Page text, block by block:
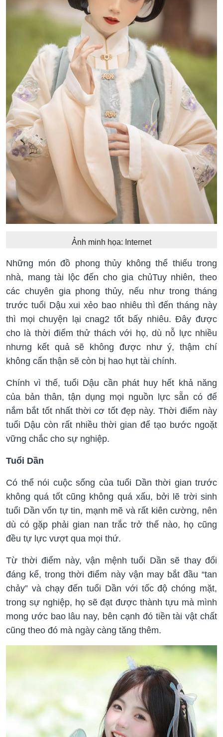
Ảnh minh họa: Internet
Những món đồ phong thủy không thể thiếu trong
nhà, mang tài lộc đến cho gia chủTuy nhiên, theo
các chuyên gia phong thủy, nếu như trong tháng
trước tuổi Dậu xui xẻo bao nhiêu thì đến tháng này
thì mọi chuyện lại cnag2 tốt bấy nhiêu. Đây được
cho là thời điểm thử thách với họ, dù nỗ lực nhiều
nhưng kết quả sẽ không được như ý, thậm chí
không cẩn thận sẽ còn bị hao hụt tài chính.
Chính vì thế, tuổi Dậu cần phát huy hết khả năng
của bản thân, tận dụng mọi nguồn lực sẵn có để
nắm bắt tốt nhất thời cơ tốt đẹp này. Thời điểm này
tuổi Dậu còn rất nhiều thời gian để tạo bước ngoặt
vững chắc cho sự nghiệp.
Tuổi Dần
Có thể nói cuộc sống của tuổi Dần thời gian trước
không quá tốt cũng không quá xấu, bởi lẽ trời sinh
tuổi Dần vốn tự tin, mạnh mẽ và rất kiên cường, nên
dù có gặp phải gian nan trắc trở thế nào, họ cũng
đều tự lực vượt qua mọi thứ.
Từ thời điểm này, vận mệnh tuổi Dần sẽ thay đổi
đáng kể, trong thời điểm này vận may bắt đầu “tan
chảy” và chạy đến tuổi Dần với tốc độ chóng mặt,
trong sự nghiệp, họ sẽ đạt được thành tựu mà mình
mong ước bao lâu nay, bên cạnh đó tiền tài vật chất
cũng theo đó mà ngày càng tăng thêm.